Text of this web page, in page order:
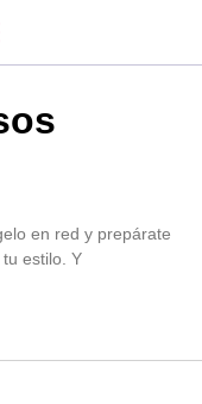
en red y prepárate
estilo. Y